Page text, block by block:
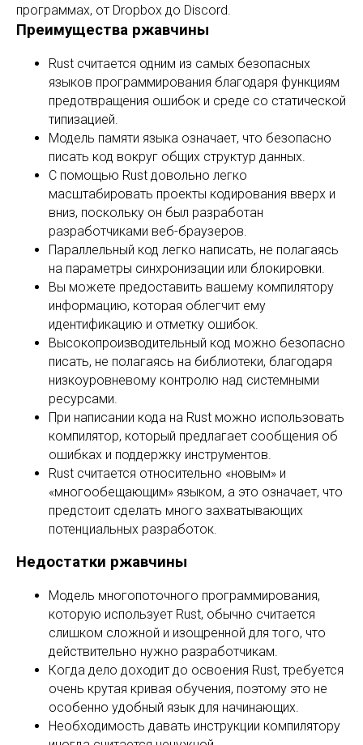
программах, от Dropbox до Discord.
Преимущества ржавчины
Rust считается одним из самых безопасных
языков программирования благодаря функциям
предотвращения ошибок и среде со статической
типизацией.
Модель памяти языка означает, что безопасно
писать код вокруг общих структур данных.
С помощью Rust довольно легко
масштабировать проекты кодирования вверх и
вниз, поскольку он был разработан
разработчиками веб-браузеров.
Параллельный код легко написать, не полагаясь
на параметры синхронизации или блокировки.
Вы можете предоставить вашему компилятору
информацию, которая облегчит ему
идентификацию и отметку ошибок.
Высокопроизводительный код можно безопасно
писать, не полагаясь на библиотеки, благодаря
низкоуровневому контролю над системными
ресурсами.
При написании кода на Rust можно использовать
компилятор, который предлагает сообщения об
ошибках и поддержку инструментов.
Rust считается относительно «новым» и
«многообещающим» языком, а это означает, что
предстоит сделать много захватывающих
потенциальных разработок.
Недостатки ржавчины
Модель многопоточного программирования,
которую использует Rust, обычно считается
слишком сложной и изощренной для того, что
действительно нужно разработчикам.
Когда дело доходит до освоения Rust, требуется
очень крутая кривая обучения, поэтому это не
особенно удобный язык для начинающих.
Необходимость давать инструкции компилятору